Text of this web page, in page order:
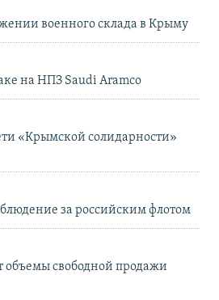
военного склада в Крыму
на НПЗ Saudi Aramco
«Крымской солидарности»
за российским флотом
объемы свободной продажи